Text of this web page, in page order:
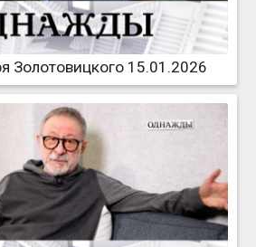
Золотовицкого 15.01.2026